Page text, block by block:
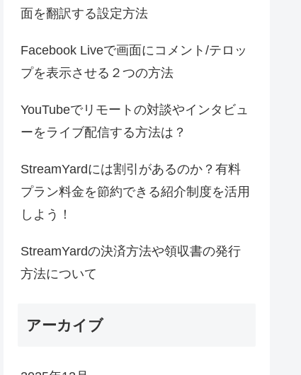
面を翻訳する設定方法
Facebook Liveで画面にコメント/テロッ
プを表示させる２つの方法
YouTubeでリモートの対談やインタビュ
ーをライブ配信する方法は？
StreamYardには割引があるのか？有料
プラン料金を節約できる紹介制度を活用
しよう！
StreamYardの決済方法や領収書の発行
方法について
アーカイブ